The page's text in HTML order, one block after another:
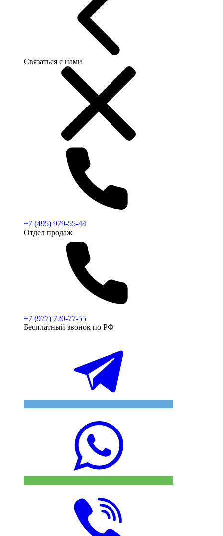
Связаться с нами
+7 (495) 979-55-44
Отдел продаж
+7 (977) 720-77-55
Бесплатный звонок по РФ